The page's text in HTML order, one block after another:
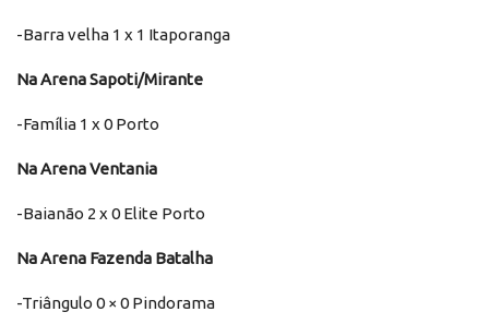
-Barra velha 1 x 1 Itaporanga
NaArena Sapoti/Mirante
-Família 1 x 0 Porto
NaArena Ventania
-Baianão 2 x 0 Elite Porto
NaArena Fazenda Batalha
-Triângulo 0 × 0 Pindorama